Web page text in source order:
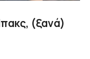
(ξανά)